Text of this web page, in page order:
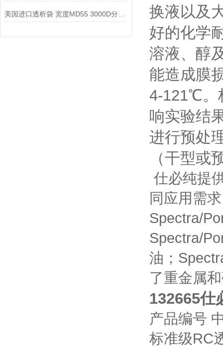
换液以及
好的化学
溶液、醇
能造成膜
4-121℃。
响实验结
进行预处
（干型
仕必纯提
同应用需
Spectra/
Spectra/
油；
了重金属
132665
产品编号
标准级RC